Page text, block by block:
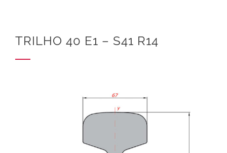
TRILHO 40 E1 – S41 R14